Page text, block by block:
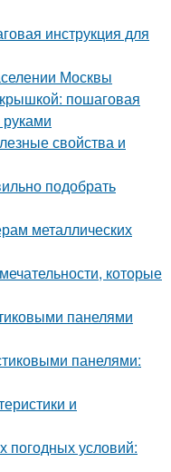
инструкция для
Москвы
пошаговая
свойства и
подобрать
металлических
которые
панелями
панелями:
и
погодных условий: